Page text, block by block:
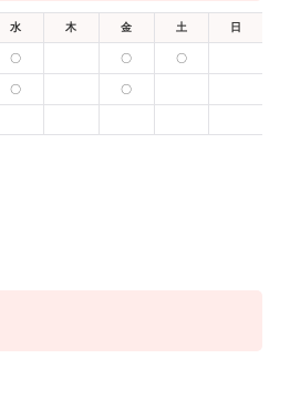
水 木 金 土 日
〇 〇 〇
〇 〇